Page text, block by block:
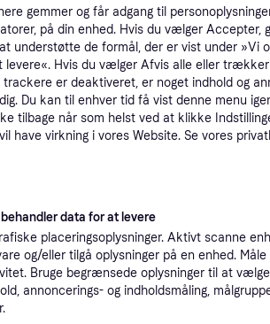
Laveste pris·39 kr. fragt,
gemmer og får adgang til
på din enhed. Hvis du vælger Accepter,
understøtte de formål, der er vist under »Vi
levere«. Hvis du vælger Afvis alle eller
er deaktiveret, er noget indhold og
Du kan til enhver tid få vist denne menu
tilbage når som helst ved at klikke
have virkning i vores Website. Se vores
data for at levere
placeringsoplysninger. Aktivt scanne
og/eller tilgå oplysninger på en enhed. Måle
Bruge begrænsede oplysninger til at
annoncerings- og indholdsmåling,